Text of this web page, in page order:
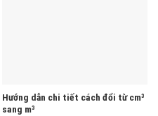
Hướng dẫn chi tiết cách đổi từ cm³
sang m³